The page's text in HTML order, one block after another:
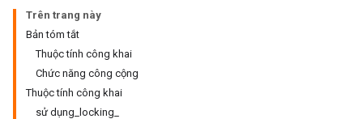
Trên trang này
Bản tóm tắt
Thuộc tính công khai
Chức năng công cộng
Thuộc tính công khai
sử dụng_locking_